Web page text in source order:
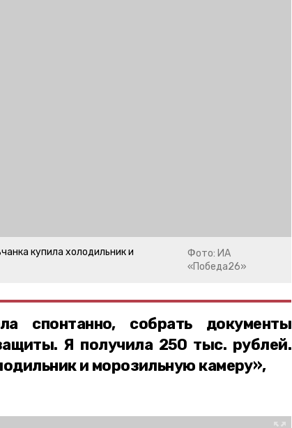
купила холодильник и
Фото: ИА
«Победа26»
спонтанно, собрать документы
Я получила 250 тыс. рублей.
и морозильную камеру»,